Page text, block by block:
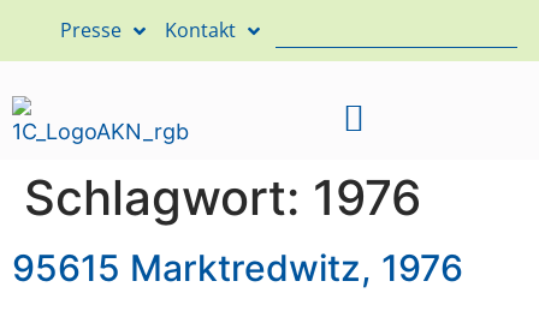
Presse Kontakt
Schlagwort: 1976
95615 Marktredwitz, 1976